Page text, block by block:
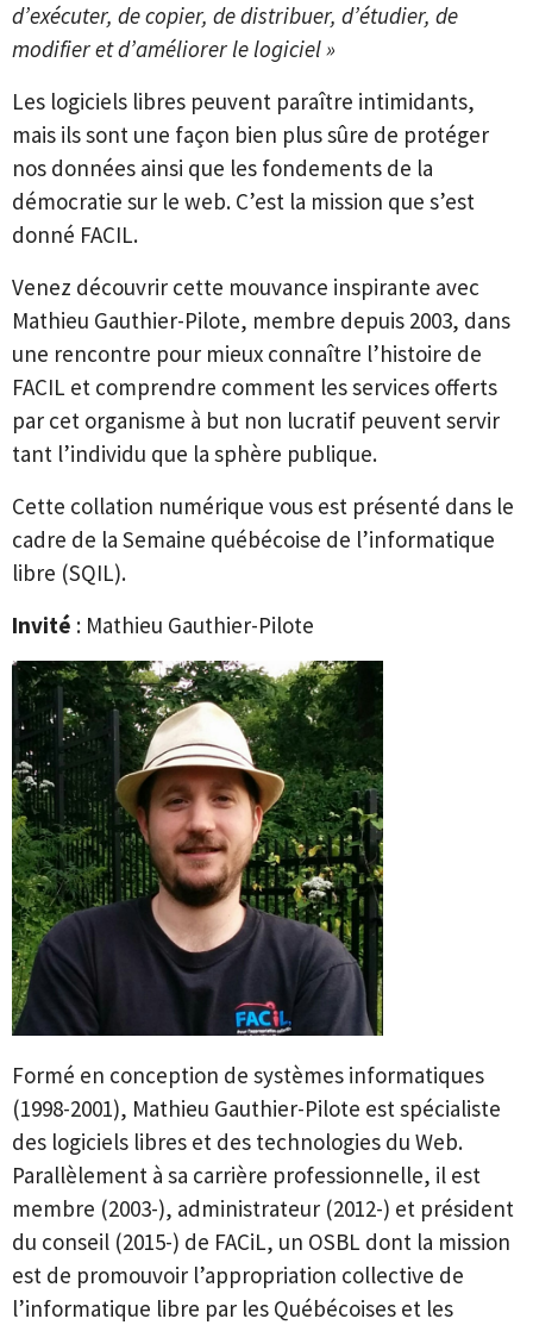
d’exécuter, de copier, de distribuer, d’étudier, de
modifier et d’améliorer le logiciel »
Les logiciels libres peuvent paraître intimidants,
mais ils sont une façon bien plus sûre de protéger
nos données ainsi que les fondements de la
démocratie sur le web. C’est la mission que s’est
donné FACIL.
Venez découvrir cette mouvance inspirante avec
Mathieu Gauthier-Pilote, membre depuis 2003, dans
une rencontre pour mieux connaître l’histoire de
FACIL et comprendre comment les services offerts
par cet organisme à but non lucratif peuvent servir
tant l’individu que la sphère publique.
Cette collation numérique vous est présenté dans le
cadre de la Semaine québécoise de l’informatique
libre (SQIL).
Invité : Mathieu Gauthier-Pilote
Formé en conception de systèmes informatiques
(1998-2001), Mathieu Gauthier-Pilote est spécialiste
des logiciels libres et des technologies du Web.
Parallèlement à sa carrière professionnelle, il est
membre (2003-), administrateur (2012-) et président
du conseil (2015-) de FACiL, un OSBL dont la mission
est de promouvoir l’appropriation collective de
l’informatique libre par les Québécoises et les